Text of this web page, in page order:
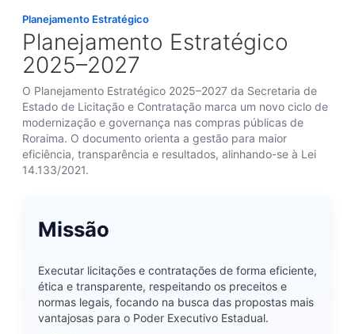
Planejamento Estratégico
Planejamento Estratégico
2025–2027
O Planejamento Estratégico 2025–2027 da Secretaria de
Estado de Licitação e Contratação marca um novo ciclo de
modernização e governança nas compras públicas de
Roraima. O documento orienta a gestão para maior
eficiência, transparência e resultados, alinhando-se à Lei
14.133/2021.
Missão
Executar licitações e contratações de forma eficiente,
ética e transparente, respeitando os preceitos e
normas legais, focando na busca das propostas mais
vantajosas para o Poder Executivo Estadual.